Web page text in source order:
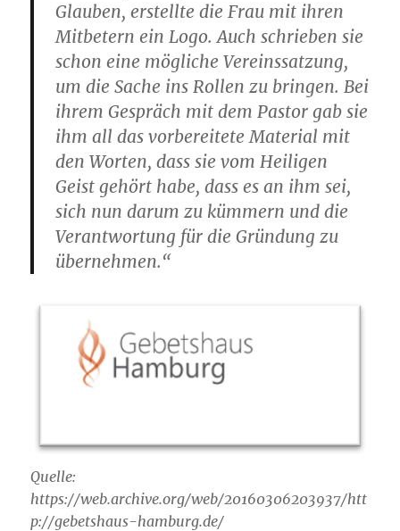
Glauben, erstellte die Frau mit ihren
Mitbetern ein Logo. Auch schrieben sie
schon eine mögliche Vereinssatzung,
um die Sache ins Rollen zu bringen. Bei
ihrem Gespräch mit dem Pastor gab sie
ihm all das vorbereitete Material mit
den Worten, dass sie vom Heiligen
Geist gehört habe, dass es an ihm sei,
sich nun darum zu kümmern und die
Verantwortung für die Gründung zu
übernehmen.“
Quelle:
https://web.archive.org/web/20160306203937/htt
p://gebetshaus-hamburg.de/